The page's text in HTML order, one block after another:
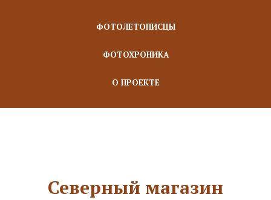
ФОТОЛЕТОПИСЦЫ
ФОТОХРОНИКА
О ПРОЕКТЕ
Северный магазин